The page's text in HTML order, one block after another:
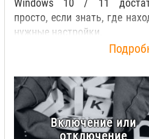
Windows 10 / 11
просто, если знать, где
нужные настройки.
Включение или